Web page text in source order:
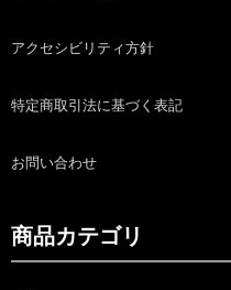
アクセシビリティ方針
特定商取引法に基づく表記
お問い合わせ
商品カテゴリ